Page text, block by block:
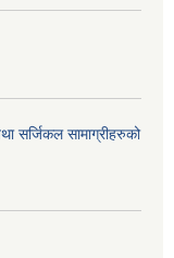
सर्जिकल सामाग्रीहरुको